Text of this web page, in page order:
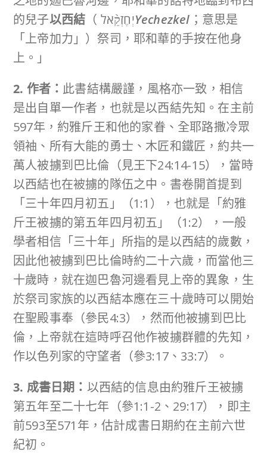
的兒子以西結 （ יְחֶזְקֵ֨אלYechezkel ；意思是
「上帝加力」）祭司，耶和華的手按在他身
上。」
2. 作者： 此書結構嚴謹，風格亦一致，相信
是出自單一作者，也就是以西結先知。在主前
597年，約雅斤王和他的家眷、全耶路撒冷眾
領袖、所有大能的勇士、木匠和鐵匠，約共一
萬人被擄到巴比倫（見王下24:14-15），當時
以西結也在被擄的隊伍之中。書卷開首提到
「三十年四月初五」（1:1），也就是「約雅
斤王被擄的第五年四月初五」（1:2），一般
學者相信「三十年」所指的是以西結的歲數，
因此他被擄到巴比倫時約二十六歲，而當他三
十歲時，就在迦巴魯河邊看見上帝的異象，生
於祭司家族的以西結本應在三十歲時可以開始
在聖殿事奉（參民4:3），然而他被擄到巴比
倫，上帝就在這時呼召他作被擄群體的先知，
作以色列家的守望者（參3:17、33:7）。
3. 成書日期： 以西結的信息由約雅斤王被擄
第五年至二十七年（參1:1-2、29:17），即主
前593至571年，估計成書日期約在主前六世
紀初。